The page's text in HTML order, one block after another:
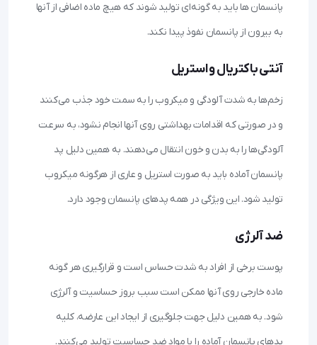
پانسمان‌ ها باید به گونه‌ای تولید شوند که هیچ ماده اضافی از آنها
به بیرون از پانسمان نفوذ پیدا نکند.
آنتی باکتریال و استریل
زخم‌ها به شدت آلودگی و میکروب را به سمت خود جذب می‌کنند
و در صورتی که اقدامات بهداشتی روی آنها انجام نشود، به سرعت
آلودگی‌ها را به بدن و خون انتقال می‌دهند. به همین دلیل پد
پانسمان آماده باید به صورت استریل و عاری از هرگونه میکروب
تولید شود. این ویژگی در همه پدهای پانسمان وجود دارد.
ضد آلرژی
پوست برخی از افراد به شدت حساس است و قرارگیری هر گونه
ماده خارجی روی آنها ممکن است سبب بروز حساسیت و آلرژی
شود. به همین دلیل جهت جلوگیری از ایجاد این عارضه، کلیه
پدهای پانسمان آماده را با مواد ضد حساسیت تولید می‌کنند.